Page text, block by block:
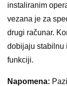
instaliranim
vezana je za
drugi računar.
dobijaju stabilnu
funkciji.
Napomena: